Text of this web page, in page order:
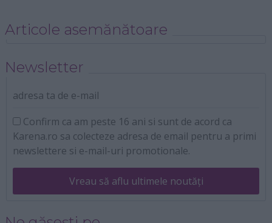
Articole asemănătoare
Newsletter
adresa ta de e-mail
Confirm ca am peste 16 ani si sunt de acord ca
Karena.ro sa colecteze adresa de email pentru a primi
newslettere si e-mail-uri promotionale.
Vreau să aflu ultimele noutăți